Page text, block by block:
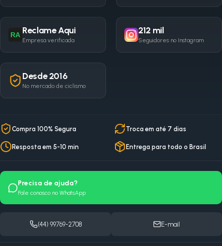
RA Reclame Aqui
Empresa verificada
212 mil
Seguidores no Instagram
Desde 2016
No mercado de ciclismo
Compra 100% Segura Troca em até 7 dias
Resposta em 5-10 min Entrega para todo o Brasil
Precisa de ajuda?
Fale conosco no WhatsApp
(44) 99769-2708 E-mail